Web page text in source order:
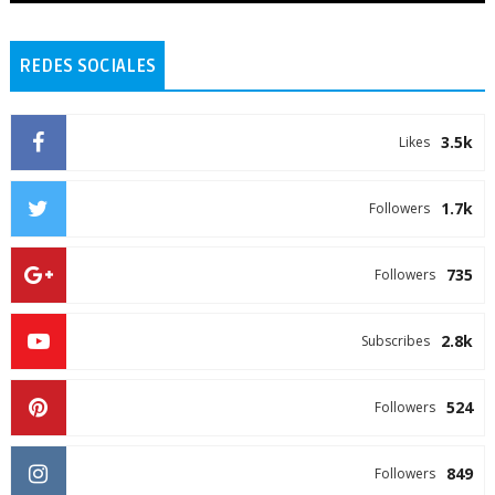
REDES SOCIALES
3.5k
Likes
1.7k
Followers
735
Followers
2.8k
Subscribes
524
Followers
849
Followers